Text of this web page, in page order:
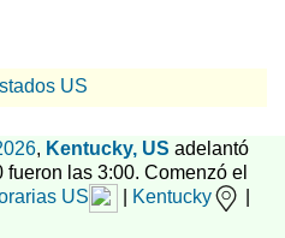
US
, Kentucky, US adelantó
las 3:00. Comenzó el
US Kentucky